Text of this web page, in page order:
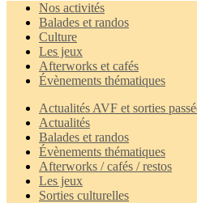
Nos activités
Balades et randos
Culture
Les jeux
Afterworks et cafés
Évènements thématiques
Actualités AVF et sorties
Actualités
Balades et randos
Évènements thématiques
Afterworks / cafés / restos
Les jeux
Sorties culturelles